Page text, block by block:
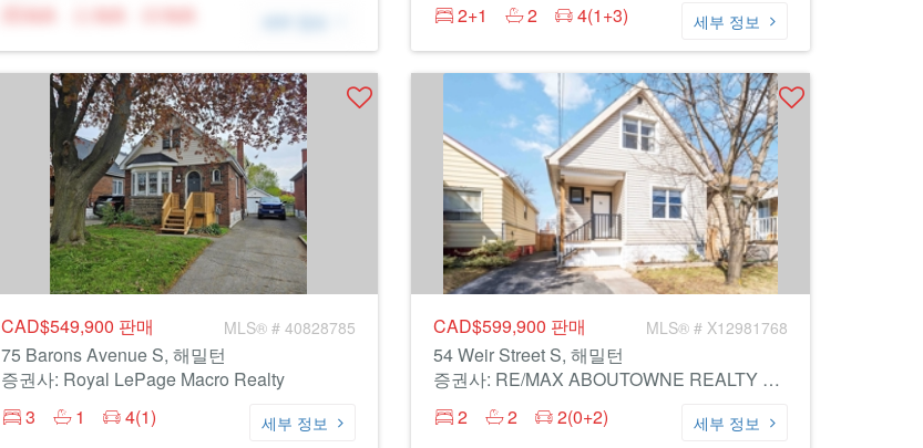
N/A
N/A N/A
2+1
2 4(1+3) 세부 정보
CAD$549,900 판매 MLS® # 40828785
75 Barons Avenue S, 해밀턴
증권사: Royal LePage Macro Realty
3
1 4(1) 세부 정보
CAD$599,900 판매 MLS® # X12981768
54 Weir Street S, 해밀턴
증권사: RE/MAX ABOUTOWNE REALTY CORP.
2
2 2(0+2) 세부 정보